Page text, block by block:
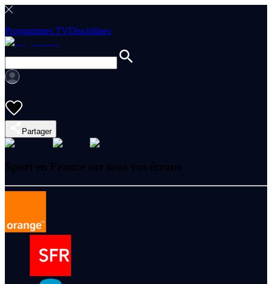
Programmes TVDisciplines
Partager
Sport en France sur tous vos écrans